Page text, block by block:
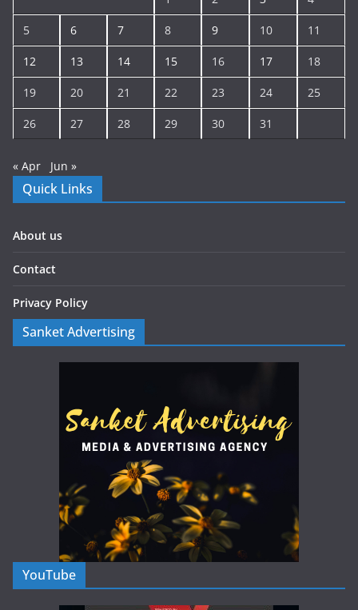
5 6 7 8 9 10 11
12 13 14 15 16 17 18
19 20 21 22 23 24 25
26 27 28 29 30 31
« Apr Jun »
Quick Links
About us
Contact
Privacy Policy
Sanket Advertising
YouTube